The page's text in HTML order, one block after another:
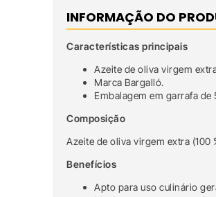
INFORMAÇÃO DO
Características principais
Azeite de oliva virgem
Marca Bargalló.
Embalagem em garrafa
Composição
Azeite de oliva virgem extra (100
Benefícios
Apto para uso culinário